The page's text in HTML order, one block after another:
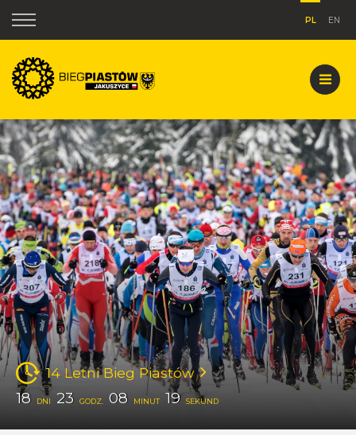
PL EN
14 Letni Bieg Piastów
18 DNI 23 GODZ. 08 MINUT 18 SEKUND